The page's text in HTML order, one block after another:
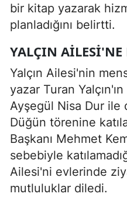
bir kitap yazarak
planladığını belirtti.
YALÇIN
Yalçın Ailesi'nin
yazar Turan
Ayşegül Nisa Dur ile
Düğün törenine
Başkanı Mehmet
sebebiyle
Ailesi'ni evlerinde
mutluluklar diledi.